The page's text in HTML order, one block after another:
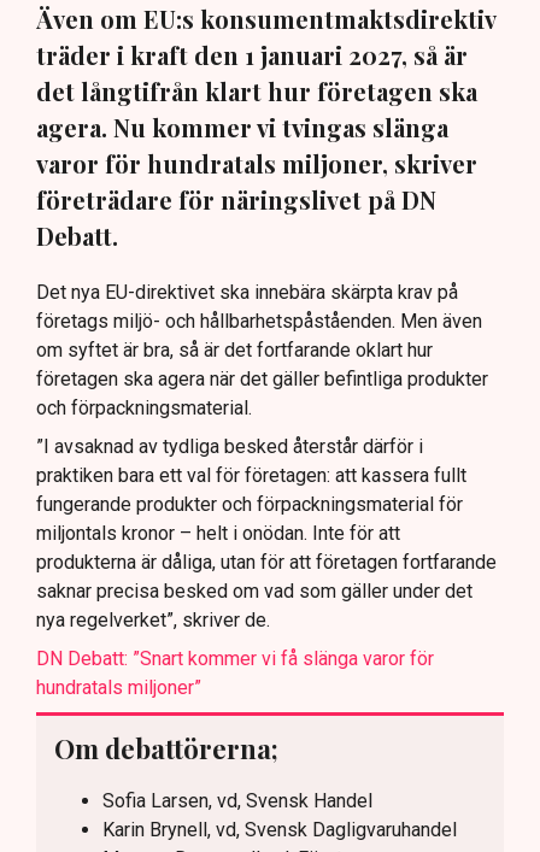
Även om EU:s konsumentmaktsdirektiv
träder i kraft den 1 januari 2027, så är
det långtifrån klart hur företagen ska
agera. Nu kommer vi tvingas slänga
varor för hundratals miljoner, skriver
företrädare för näringslivet på DN
Debatt.
Det nya EU-direktivet ska innebära skärpta krav på
företags miljö- och hållbarhetspåståenden. Men även
om syftet är bra, så är det fortfarande oklart hur
företagen ska agera när det gäller befintliga produkter
och förpackningsmaterial.
”I avsaknad av tydliga besked återstår därför i
praktiken bara ett val för företagen: att kassera fullt
fungerande produkter och förpackningsmaterial för
miljontals kronor – helt i onödan. Inte för att
produkterna är dåliga, utan för att företagen fortfarande
saknar precisa besked om vad som gäller under det
nya regelverket”, skriver de.
DN Debatt: ”Snart kommer vi få slänga varor för
hundratals miljoner”
Om debattörerna;
Sofia Larsen, vd, Svensk Handel
Karin Brynell, vd, Svensk Dagligvaruhandel